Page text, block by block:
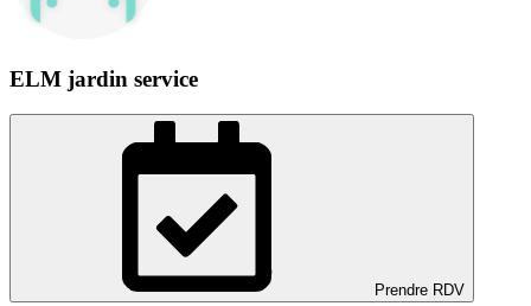
ELM jardin service
Prendre RDV